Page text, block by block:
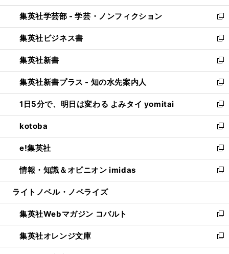
開
く
ウ
で
開
く
ン
ド
ウ
で
開
く
ウ
ィ
ン
ド
ウ
で
開
く
集英社学芸部 - 学芸・ノンフィクション
新
し
い
ウ
ィ
ン
ド
ウ
で
開
く
集英社ビジネス書
新
し
い
ウ
ィ
ン
ド
ウ
で
開
く
集英社新書
新
し
い
ウ
ィ
ン
ド
ウ
で
開
く
集英社新書プラス - 知の水先案内人
新
し
い
ウ
ィ
ン
ド
ウ
で
開
1日5分で、明日は変わる よみタイ yomitai
新
し
い
ウ
ィ
ン
ド
ウ
開
く
kotoba
新
し
い
ウ
ィ
ン
ウ
で
開
く
e!集英社
新
し
い
ウ
ン
ド
ウ
で
開
情報・知識＆オピニオン imidas
新
し
ウ
ィ
ン
ド
ウ
ライトノベル・ノベライズ
集英社Webマガジン コバルト
新
し
い
ウ
集英社オレンジ文庫
新
し